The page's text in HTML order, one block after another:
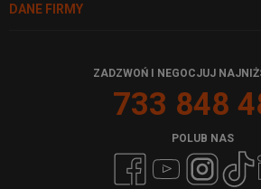
DANE FIRMY
ZADZWOŃ I NEGOCJUJ
733 848
POLUB NAS